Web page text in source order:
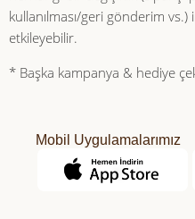
kullanılması/geri gönderim
etkileyebilir.
* Başka kampanya & hediye
Mobil Uygulamalarımız